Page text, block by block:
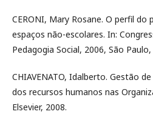
CERONI, Mary Rosane. O perfil
espaços não-escolares. In:
Pedagogia Social, 2006, São Paulo,
CHIAVENATO, Idalberto. Gestão
dos recursos humanos nas
Elsevier, 2008.